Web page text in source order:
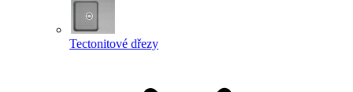
Tectonitové dřezy